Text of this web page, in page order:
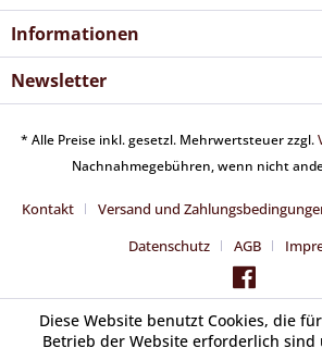
Informationen
Newsletter
* Alle Preise inkl. gesetzl. Mehrwertsteuer zzgl.
Nachnahmegebühren, wenn nicht
Kontakt Versand und
Datenschutz
AGB
Diese Website benutzt Cookies, die
Betrieb der Website erforderlich sind